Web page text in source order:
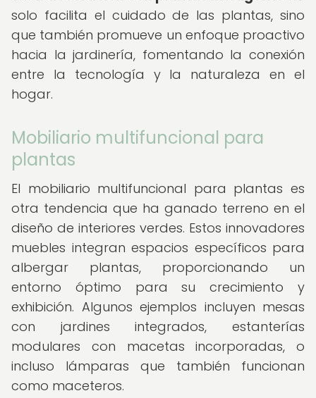
solo facilita el cuidado de las plantas, sino
que también promueve un enfoque proactivo
hacia la jardinería, fomentando la conexión
entre la tecnología y la naturaleza en el
hogar.
Mobiliario multifuncional para
plantas
El mobiliario multifuncional para plantas es
otra tendencia que ha ganado terreno en el
diseño de interiores verdes. Estos innovadores
muebles integran espacios específicos para
albergar plantas, proporcionando un
entorno óptimo para su crecimiento y
exhibición. Algunos ejemplos incluyen mesas
con jardines integrados, estanterías
modulares con macetas incorporadas, o
incluso lámparas que también funcionan
como maceteros.